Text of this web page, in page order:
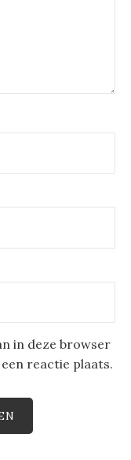
in deze browser
reactie plaats.